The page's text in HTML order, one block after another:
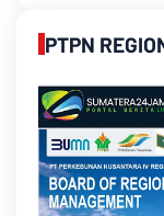
PTPN